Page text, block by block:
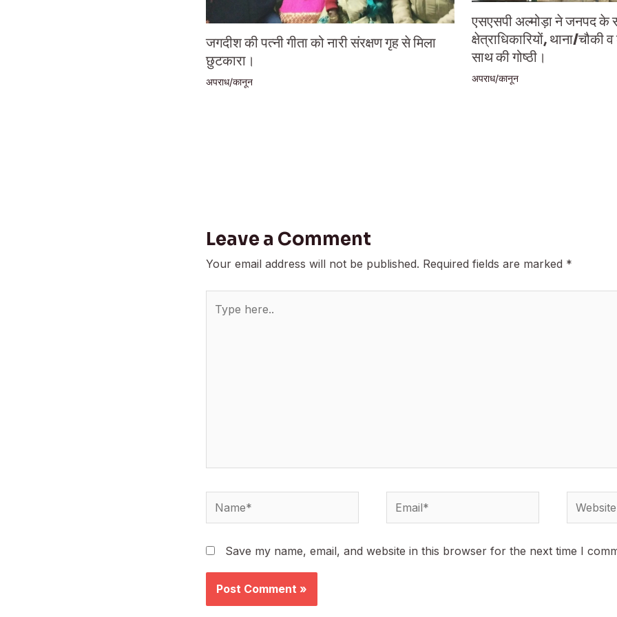
जगदीश की पत्नी गीता को नारी संरक्षण गृह से मिला
छुटकारा।
अपराध/कानून
एसएसपी अल्मोड़ा ने जनपद के
क्षेत्राधिकारियों, थाना/चौकी
साथ की गोष्ठी।
अपराध/कानून
Leave a Comment
Your email address will not be published. Required fields are marked *
here..
Name* Email* Website
Save my name, email, and website in this browser for the next time I